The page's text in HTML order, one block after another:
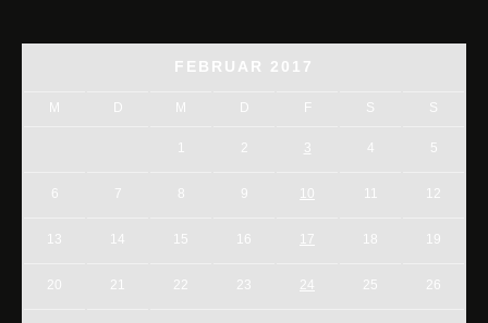
FEBRUAR 2017
M D M D F S S
1 2 3 5
6 7 8 9 10 11 12
13 14 15 16 17 18 19
20 21 22 23 24 25 26